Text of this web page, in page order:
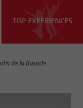
TOP EXPÉRIENCES
de la Bastide